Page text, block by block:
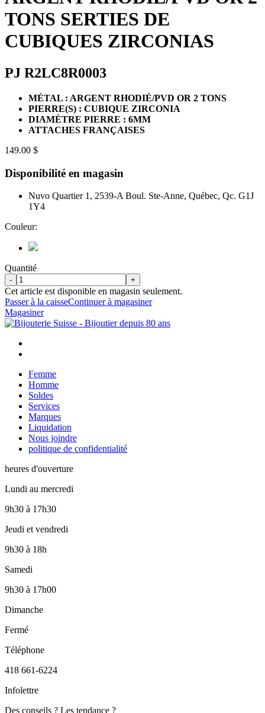
TONS SERTIES DE
CUBIQUES ZIRCONIAS
PJ R2LC8R0003
MÉTAL : ARGENT RHODIÉ/PVD OR 2 TONS
PIERRE(S) : CUBIQUE ZIRCONIA
DIAMÈTRE PIERRE : 6MM
ATTACHES FRANÇAISES
149.00 $
Disponibilité en magasin
Nuvo Quartier 1, 2539-A Boul. Ste-Anne, Québec, Qc. G1J
1Y4
Couleur:
Quantité
- +
Cet article est disponible en magasin seulement.
Passer à la caisseContinuer à magasiner
Magasiner
Femme
Homme
Soldes
Services
Marques
Liquidation
Nous joindre
politique de confidentialité
heures d'ouverture
Lundi au mercredi
9h30 à 17h30
Jeudi et vendredi
9h30 à 18h
Samedi
9h30 à 17h00
Dimanche
Fermé
Téléphone
418 661-6224
Infolettre
Des conseils ? Les tendance ?